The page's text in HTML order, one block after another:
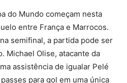
do Mundo começam nesta
entre França e Marrocos.
semifinal, a partida pode ser
Michael Olise, atacante da
assistência de igualar Pelé
para gol em uma única